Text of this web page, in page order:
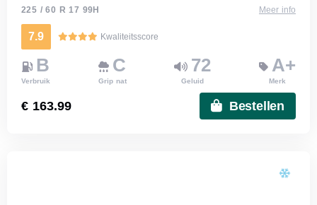
225 / 60 R 17 99H Meer info
7.9 Kwaliteitsscore
B
Verbruik
C
Grip nat
72
Geluid
A+
Merk
€ 163.99 Bestellen